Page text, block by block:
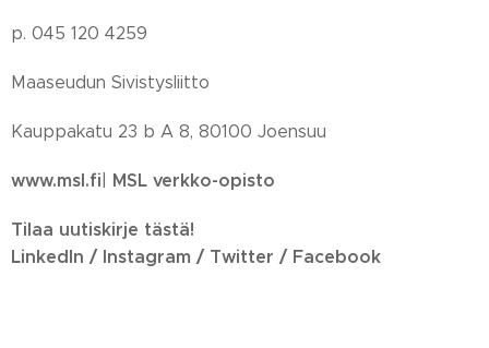
p. 045 120 4259
Maaseudun Sivistysliitto
Kauppakatu 23 b A 8, 80100 Joensuu
www.msl.fi MSL verkko-opisto
Tilaa uutiskirje tästä!
LinkedIn / Instagram / Twitter / Facebook